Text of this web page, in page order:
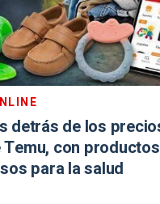
detrás de los
con
para la salud